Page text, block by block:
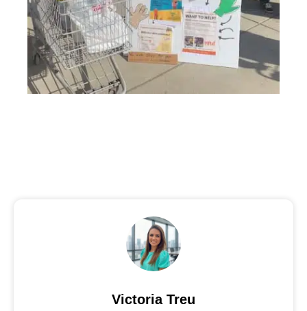
Victoria Treu